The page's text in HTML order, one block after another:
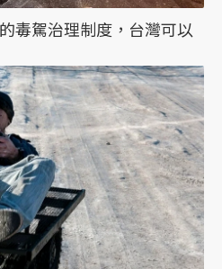
毒駕治理制度，台灣可以